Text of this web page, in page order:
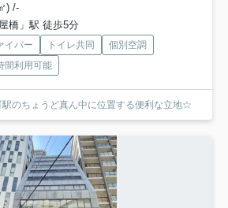
) /-
橋」駅 徒歩5分
イバー トイレ共同
個別空調
間利用可能
のちょうど真ん中に位置する便利な立地☆